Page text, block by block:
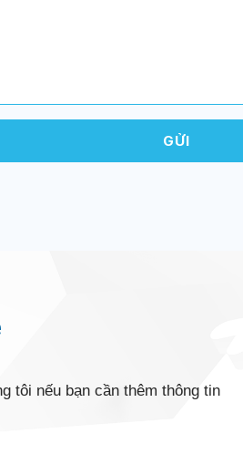
tôi nếu bạn cần thêm thông tin